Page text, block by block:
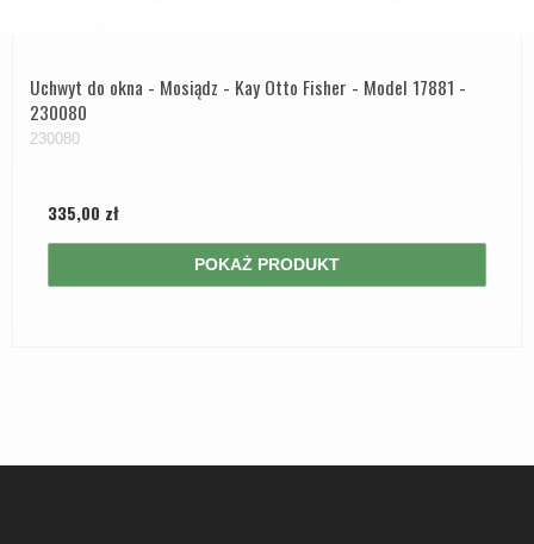
Uchwyt do okna - Mosiądz - Kay Otto Fisher - Model 17881 -
230080
230080
335,00 zł
POKAŻ PRODUKT